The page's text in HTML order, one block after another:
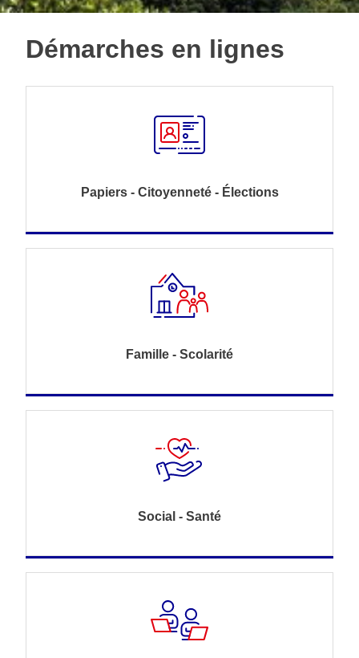
Démarches en lignes
Papiers - Citoyenneté - Élections
Famille - Scolarité
Social - Santé